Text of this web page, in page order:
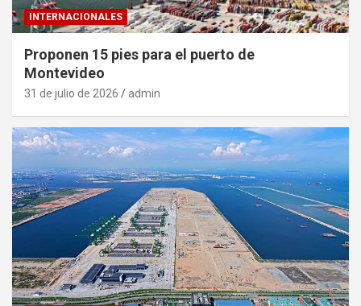
INTERNACIONALES
Proponen 15 pies para el puerto de
Montevideo
31 de julio de 2026 admin